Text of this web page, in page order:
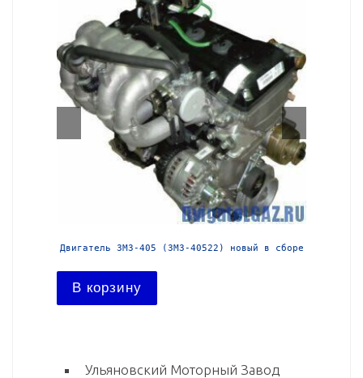
Двигатель ЗМЗ-405 (ЗМЗ-40522) новый в сборе
В корзину
Ульяновский Моторный Завод